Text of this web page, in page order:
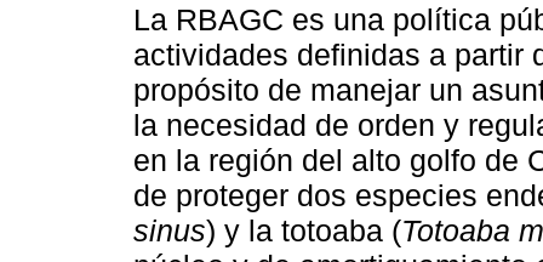
La RBAGC es una política
actividades definidas a partir
propósito de manejar un
la necesidad de orden y
en la región del alto golfo de
de proteger dos especies
sinus) y la totoaba (Totoaba